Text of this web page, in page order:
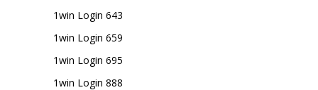
1win Login 643
1win Login 659
1win Login 695
1win Login 888